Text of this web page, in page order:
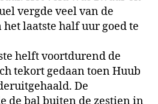
vergde veel van de
laatste half uur goed te
helft voortdurend de
tekort gedaan toen Huub
De
de bal buiten de zestien in